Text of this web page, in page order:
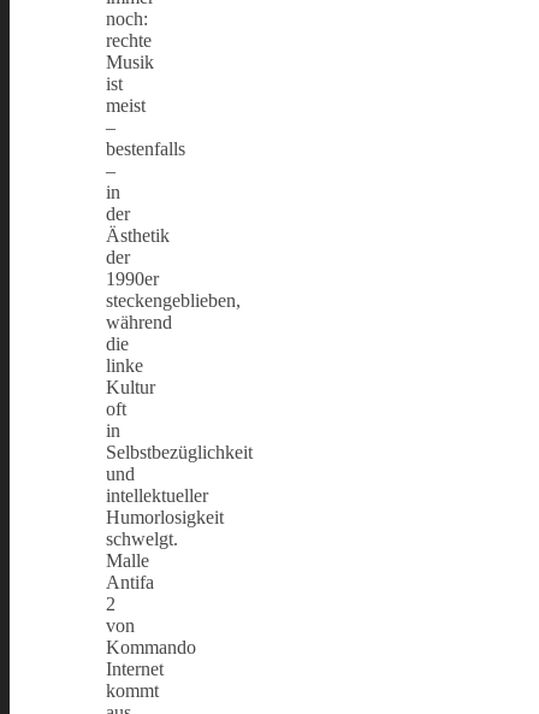
noch:
rechte
Musik
ist
meist
–
bestenfalls
–
in
der
Ästhetik
der
1990er
steckengeblieben,
während
die
linke
Kultur
oft
in
Selbstbezüglichkeit
und
intellektueller
Humorlosigkeit
schwelgt.
Malle
Antifa
2
von
Kommando
Internet
kommt